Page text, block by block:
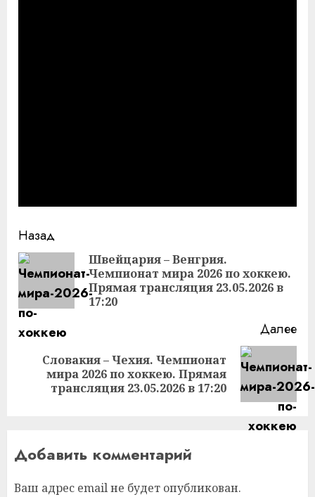
Продолжить
чтение
Назад
Швейцария – Венгрия.
Чемпионат мира 2026 по хоккею.
Прямая трансляция 23.05.2026 в
17:20
Далее
Следующая
запись:
Словакия – Чехия. Чемпионат
мира 2026 по хоккею. Прямая
трансляция 23.05.2026 в 17:20
Добавить комментарий
Ваш адрес email не будет опубликован.